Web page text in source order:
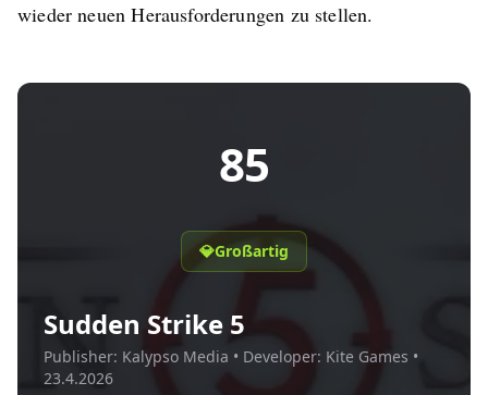
wieder neuen Herausforderungen zu stellen.
85
💎Großartig
Sudden Strike 5
Publisher: Kalypso Media • Developer: Kite Games •
23.4.2026